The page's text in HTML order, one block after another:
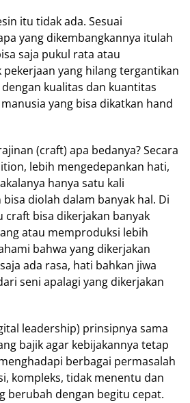
itu tidak ada. Sesuai
yang dikembangkannya itulah
saja pukul rata atau
pekerjaan yang hilang tergantikan
kualitas dan kuantitas
yang bisa dikatkan hand
(craft) apa bedanya? Secara
lebih mengedepankan hati,
hanya satu kali
diolah dalam banyak hal. Di
craft bisa dikerjakan banyak
atau memproduksi lebih
bahwa yang dikerjakan
ada rasa, hati bahkan jiwa
seni apalagi yang dikerjakan
leadership) prinsipnya sama
bajik agar kebijakannya tetap
berbagai permasalah
kompleks, tidak menentu dan
berubah dengan begitu cepat.